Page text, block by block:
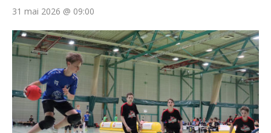
31 mai 2026 @ 09:00